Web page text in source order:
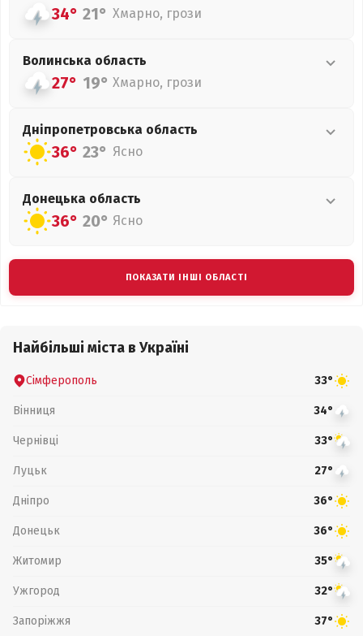
34° 21° Хмарно, грози
Волинська область
27° 19° Хмарно, грози
Дніпропетровська область
36° 23° Ясно
Донецька область
36° 20° Ясно
ПОКАЗАТИ ІНШІ ОБЛАСТІ
Найбільші міста в Україні
Сімферополь 33°
Вінниця 34°
Чернівці 33°
Луцьк 27°
Дніпро 36°
Донецьк 36°
Житомир 35°
Ужгород 32°
Запоріжжя 37°